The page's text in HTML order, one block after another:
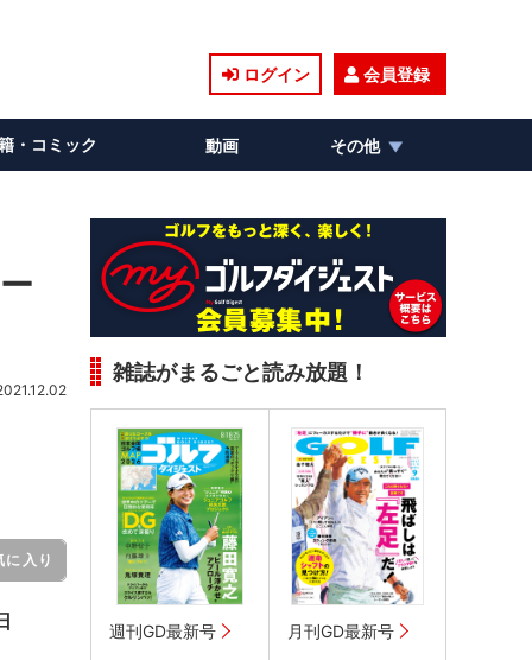
ログイン 会員登録
・コミック 動画 その他
に入り
雑誌がまるごと読み放題！
週刊GD最新号 月刊GD最新号